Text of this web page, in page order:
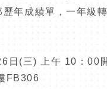
歷年成績單，一年級
日 (三) 上午 10 ：00
FB306